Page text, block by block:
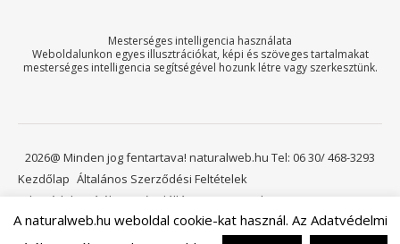
Mesterséges intelligencia használata
Weboldalunkon egyes illusztrációkat, képi és szöveges tartalmakat
mesterséges intelligencia segítségével hozunk létre vagy szerkesztünk.
2026@ Minden jog fentartava! naturalweb.hu Tel: 06 30/ 468-3293
Kezdőlap Általános Szerződési Feltételek
Adatvédelmi tájékoztató
Elállási jog
Kapcsolat
Viszonteladóknak Kosár
A naturalweb.hu weboldal cookie-kat használ. Az Adatvédelmi